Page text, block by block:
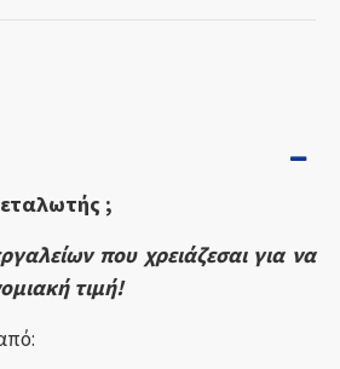
;
που χρειάζεσαι για να
τιμή!